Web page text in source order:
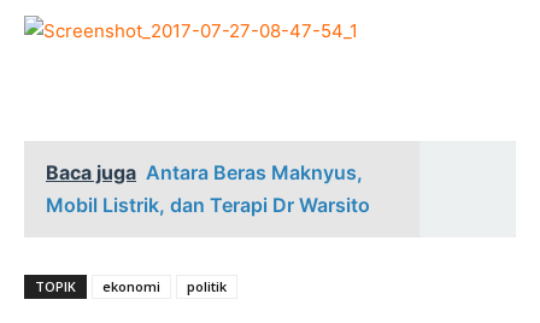
Baca juga Antara Beras Maknyus,
Mobil Listrik, dan Terapi Dr Warsito
TOPIK ekonomi politik